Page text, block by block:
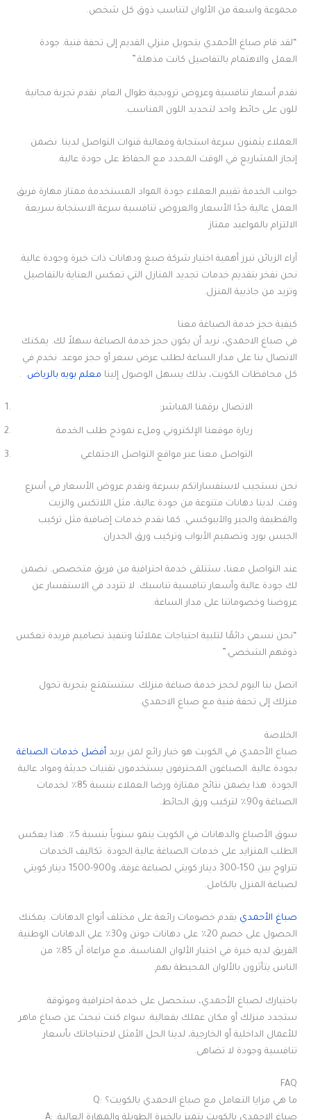
مجموعة واسعة من الألوان لتناسب ذوق كل شخص.
“لقد قام صباغ الأحمدي بتحويل منزلي القديم إلى تحفة فنية. جودة
العمل والاهتمام بالتفاصيل كانت مذهلة.”
نقدم أسعار تنافسية وعروض ترويجية طوال العام. نقدم تجربة مجانية
للون على حائط واحد لتحديد اللون المناسب.
العملاء يثمنون سرعة استجابة وفعالية قنوات التواصل لدينا. نضمن
إنجاز المشاريع في الوقت المحدد مع الحفاظ على جودة عالية.
جوانب الخدمة تقييم العملاء جودة المواد المستخدمة ممتاز مهارة فريق
العمل عالية جدًا الأسعار والعروض تنافسية سرعة الاستجابة سريعة
الالتزام بالمواعيد ممتاز
آراء الزبائن تبرز أهمية اختيار شركة صبغ ودهانات ذات خبرة وجودة عالية.
نحن نفخر بتقديم خدمات تجديد المنازل التي تعكس العناية بالتفاصيل
وتزيد من جاذبية المنزل.
كيفية حجز خدمة الصباغة معنا
في صباغ الاحمدي، نريد أن يكون حجز خدمة الصباغة سهلاً لك. يمكنك
الاتصال بنا على مدار الساعة لطلب عرض سعر أو حجز موعد. نخدم في
كل محافظات الكويت، بذلك يسهل الوصول إلينا معلم بويه بالرياض .
الاتصال برقمنا المباشر:
زيارة موقعنا الإلكتروني وملء نموذج طلب الخدمة
التواصل معنا عبر مواقع التواصل الاجتماعي
نحن نستجيب لاستفساراتكم بسرعة ونقدم عروض الأسعار في أسرع
وقت. لدينا دهانات متنوعة من جودة عالية، مثل اللاتكس والزيت
والقطيفة والجير والآيبوكسي. كما نقدم خدمات إضافية مثل تركيب
الجبس بورد وتصميم الأبواب وتركيب ورق الجدران.
عند التواصل معنا، ستتلقى خدمة احترافية من فريق متخصص. نضمن
لك جودة عالية وأسعار تنافسية تناسبك. لا تتردد في الاستفسار عن
عروضنا وخصوماتنا على مدار الساعة.
“نحن نسعى دائمًا لتلبية احتياجات عملائنا وتنفيذ تصاميم فريدة تعكس
ذوقهم الشخصي.”
اتصل بنا اليوم لحجز خدمة صباغة منزلك. ستستمتع بتجربة تحول
منزلك إلى تحفة فنية مع صباغ الاحمدي.
الخلاصة
صباغ الأحمدي في الكويت هو خيار رائع لمن يريد أفضل خدمات الصباغة
بجودة عالية. الصباغون المحترفون يستخدمون تقنيات حديثة ومواد عالية
الجودة. هذا يضمن نتائج ممتازة ورضا العملاء بنسبة 85٪ لخدمات
الصباغة و90٪ لتركيب ورق الحائط.
سوق الأصباغ والدهانات في الكويت ينمو سنوياً بنسبة 5٪. هذا يعكس
الطلب المتزايد على خدمات الصباغة عالية الجودة. تكاليف الخدمات
تتراوح بين 150-300 دينار كويتي لصباغة غرفة، و900-1500 دينار كويتي
لصباغة المنزل بالكامل.
صباغ الأحمدي يقدم خصومات رائعة على مختلف أنواع الدهانات. يمكنك
الحصول على خصم 20٪ على دهانات جوتن و30٪ على الدهانات الوطنية.
الفريق لديه خبرة في اختيار الألوان المناسبة، مع مراعاة أن 85٪ من
الناس يتأثرون بالألوان المحيطة بهم.
باختيارك لصباغ الأحمدي، ستحصل على خدمة احترافية وموثوقة.
ستجدد منزلك أو مكان عملك بفعالية. سواء كنت تبحث عن صباغ ماهر
للأعمال الداخلية أو الخارجية، لدينا الحل الأمثل لاحتياجاتك بأسعار
تنافسية وجودة لا تضاهى.
FAQ
Q: ما هي مزايا التعامل مع صباغ الاحمدي بالكويت؟
A: صباغ الاحمدي بالكويت يتميز بالخبرة الطويلة والمهارة العالية.